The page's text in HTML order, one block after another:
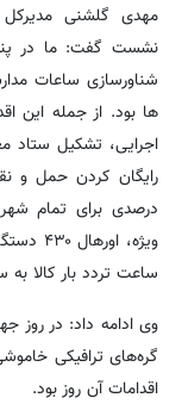
مهدی گلشنی مدیرکل
نشست گفت: ما در
شناورسازی ساعات
ها بود. از جمله این
ساعت تردد بار کالا
گره‌های ترافیکی
اقدامات آن روز بود.